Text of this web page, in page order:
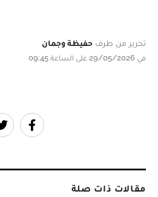
تحرير من طرف حفيظة وجمان
في 29/05/2026 على الساعة 09:45
مقالات ذات صلة